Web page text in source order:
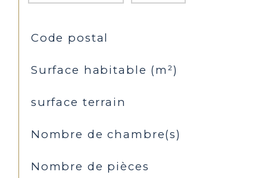
TRAD_SIROCCO_Caracteristique
Code postal
Surface habitable (m²)
surface terrain
Nombre de chambre(s)
Nombre de pièces